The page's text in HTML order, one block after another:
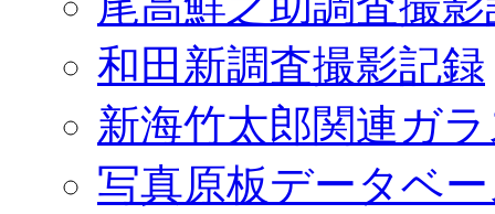
和田新調査撮影記録
新海竹太郎関連ガ
写真原板データベ